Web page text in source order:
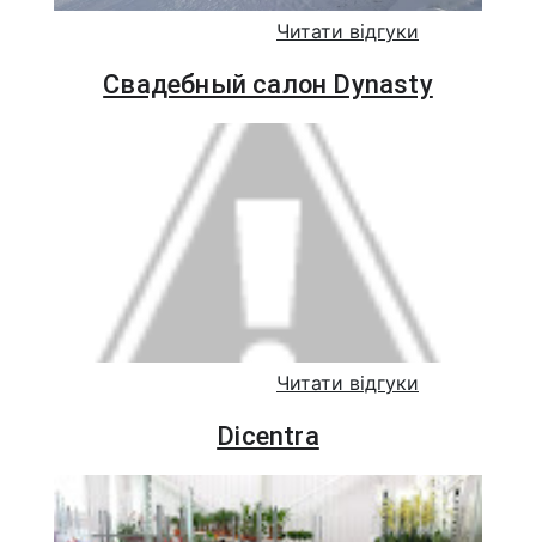
Читати відгуки
Свадебный салон Dynasty
Читати відгуки
Dicentra